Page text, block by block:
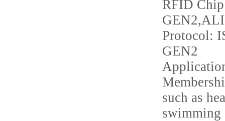
RFID
Protocol:
GEN2
such as
swimming